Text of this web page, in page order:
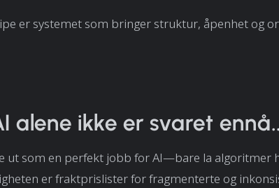
er systemet som bringer struktur, åpenhet og
alene ikke er svaret ennå..
ut som en perfekt jobb for AI—bare la algoritmer
er fraktprislister for fragmenterte og